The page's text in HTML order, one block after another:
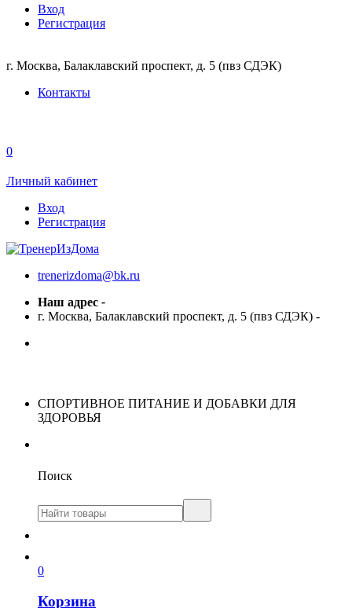
Вход
Регистрация
г. Москва, Балаклавский проспект, д. 5 (пвз СДЭК)
Контакты
0
Личный кабинет
Вход
Регистрация
trenerizdoma@bk.ru
Наш адрес -
г. Москва, Балаклавский проспект, д. 5 (пвз СДЭК) -
СПОРТИВНОЕ ПИТАНИЕ И ДОБАВКИ ДЛЯ
ЗДОРОВЬЯ
Поиск
0
Корзина